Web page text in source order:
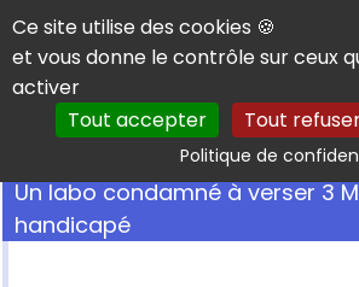
Panneau de gestion des cookies
Ce site utilise des cookies 🍪
et vous donne le contrôle sur ceux
activer
Tout accepter
Tout
Politique de
Un labo condamné à verser 3
handicapé